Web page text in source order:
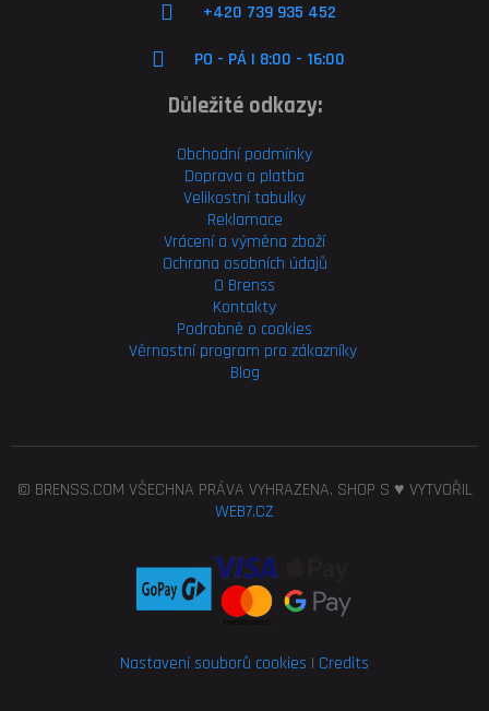
+420 739 935 452
PO - PÁ | 8:00 - 16:00
Důležité odkazy:
Obchodní podmínky
Doprava a platba
Velikostní tabulky
Reklamace
Vrácení a výměna zboží
Ochrana osobních údajů
O Brenss
Kontakty
Podrobně o cookies
Věrnostní program pro zákazníky
Blog
© BRENSS.COM VŠECHNA PRÁVA VYHRAZENA. SHOP S ♥ VYTVOŘIL
WEB7.CZ
Nastavení souborů cookies | Credits